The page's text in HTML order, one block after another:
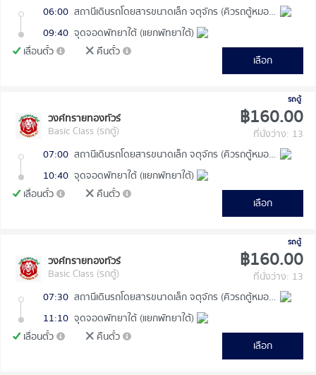
06:00
สถานีเดินรถโดยสารขนาดเล็ก จตุจักร (คิวรถตู้หมอชิต 2)
09:40 จุดจอดพัทยาใต้ (แยกพัทยาใต้)
เลื่อนตั๋ว
คืนตั๋ว
เลือก
รถตู้
วงศ์ทรายทองทัวร์
Basic Class (รถตู้)
฿160.00
ที่นั่งว่าง: 13
07:00
สถานีเดินรถโดยสารขนาดเล็ก จตุจักร (คิวรถตู้หมอชิต 2)
10:40 จุดจอดพัทยาใต้ (แยกพัทยาใต้)
เลื่อนตั๋ว
คืนตั๋ว
เลือก
รถตู้
วงศ์ทรายทองทัวร์
Basic Class (รถตู้)
฿160.00
ที่นั่งว่าง: 13
07:30
สถานีเดินรถโดยสารขนาดเล็ก จตุจักร (คิวรถตู้หมอชิต 2)
11:10 จุดจอดพัทยาใต้ (แยกพัทยาใต้)
เลื่อนตั๋ว
คืนตั๋ว
เลือก